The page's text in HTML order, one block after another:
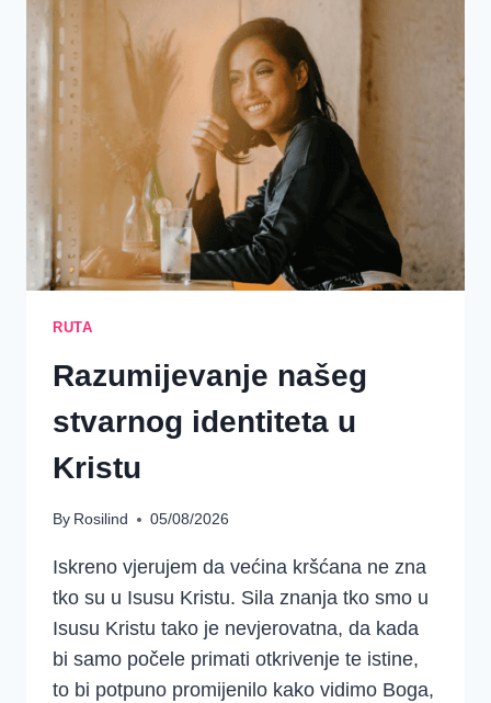
DAN
–
DOSTOJAN
JE
JAGANJAC!
RUTA
Razumijevanje našeg
stvarnog identiteta u
Kristu
By Rosilind 05/08/2026
Iskreno vjerujem da većina kršćana ne zna
tko su u Isusu Kristu. Sila znanja tko smo u
Isusu Kristu tako je nevjerovatna, da kada
bi samo počele primati otkrivenje te istine,
to bi potpuno promijenilo kako vidimo Boga,